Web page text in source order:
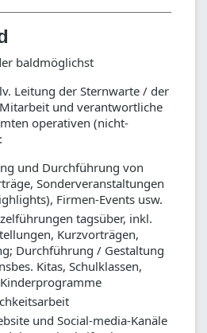
baldmöglichst
Leitung der Sternwarte / der
und verantwortliche
operativen (nicht-
und Durchführung von
Sonderveranstaltungen
Firmen-Events usw.
tagsüber, inkl.
Kurzvorträgen,
Durchführung / Gestaltung
Kitas, Schulklassen,
und Social-media-Kanäle